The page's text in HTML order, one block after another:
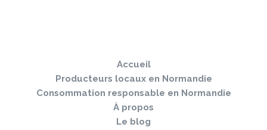
Accueil
Producteurs locaux en Normandie
Consommation responsable en Normandie
À propos
Le blog